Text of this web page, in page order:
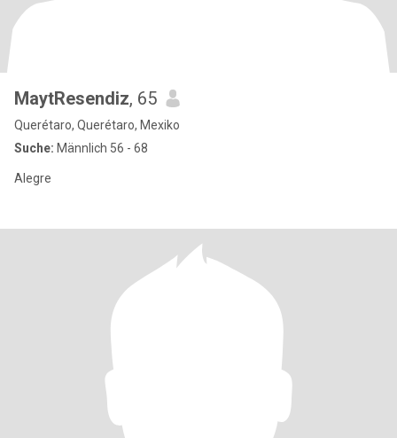
MaytResendiz, 65
Querétaro, Querétaro, Mexiko
Suche: Männlich 56 - 68
Alegre